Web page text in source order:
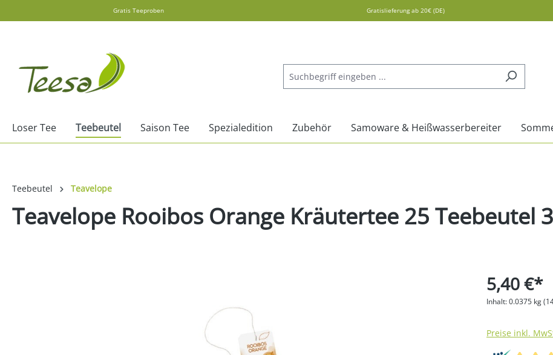
Zur Hauptnavigation springen
Gratis Teeproben Gratislieferung ab 20€ (DE)
Loser Tee Teebeutel Saison Tee Spezialedition Zubehör Samoware & Heißwasserbereiter
Teebeutel Teavelope
Teavelope Rooibos Orange Kräutertee 25 Teebeutel
5,40 €*
Inhalt:0.0375 kg
Preise inkl.